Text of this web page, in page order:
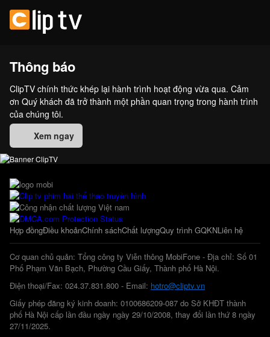
Thông báo
ClipTV chính thức khép lại hành trình hoạt động vừa qua. Cảm
ơn Quý khách đã trở thành một phần quan trọng trong hành trình
của chúng tôi.
Xem ngay
Hợp đồngĐiều khoảnChính sáchChất lượngQuy trình GQKNLiên hệ
Cơ quan chủ quản: Tổng công ty Viễn thông MobiFone - Địa chỉ: Số 01
Phố Phạm Văn Bạch, Phường Cầu Giấy, Thành phố Hà Nội.
Điện thoại/Fax: 024.37.831.800 - Email: hotro@cliptv.vn
Giấy phép đăng ký kinh doanh: 0100686209-087 do Sở KHĐT thành
phố Hà Nội cấp lần đầu ngày ngày 29/10/2008, thay đổi lần thứ 8 ngày
27/11/2025.